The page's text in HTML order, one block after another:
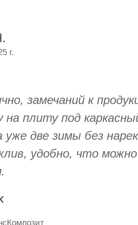
г.
замечаний к
на плиту под
уже две зимы без
удобно, что